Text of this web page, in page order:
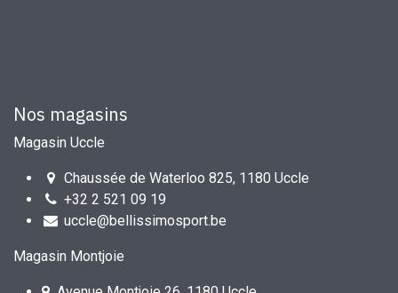
Nos magasins
Magasin Uccle
Chaussée de Waterloo 825, 1180 Uccle
+32 2 521 09 19
uccle@bellissimosport.be
Magasin Montjoie